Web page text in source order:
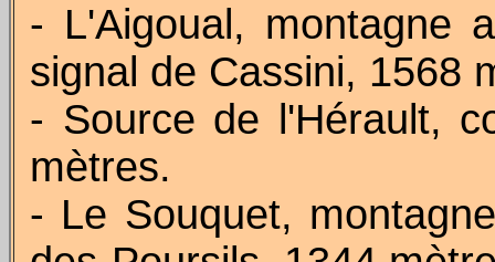
- L'Aigoual, montagne
signal de Cassini, 1568
- Source de l'Hérault,
mètres.
- Le Souquet,